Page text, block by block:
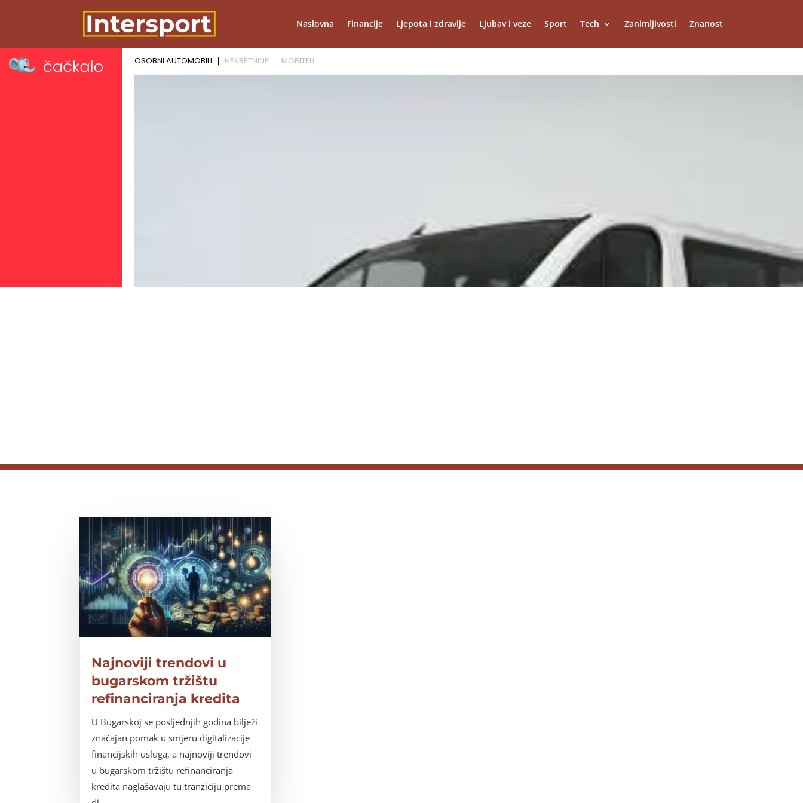
Naslovna Financije Ljepota i zdravlje Ljubav i veze Sport Tech Zanimljivosti Znanost
Najnoviji trendovi u
bugarskom tržištu
refinanciranja kredita
U Bugarskoj se posljednjih godina bilježi
značajan pomak u smjeru digitalizacije
financijskih usluga, a najnoviji trendovi
u bugarskom tržištu refinanciranja
kredita naglašavaju tu tranziciju prema